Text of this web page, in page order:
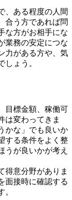
、ある程度の人間
合う方であれば問
な方がお相手にな
業務の安定につな
力がある方や、気
しょう。
目標金額、稼働可
は変わってきま
かな」でも良いか
する条件をよく整
うが良いかが考え
得意分野がありま
面接時に確認する
。